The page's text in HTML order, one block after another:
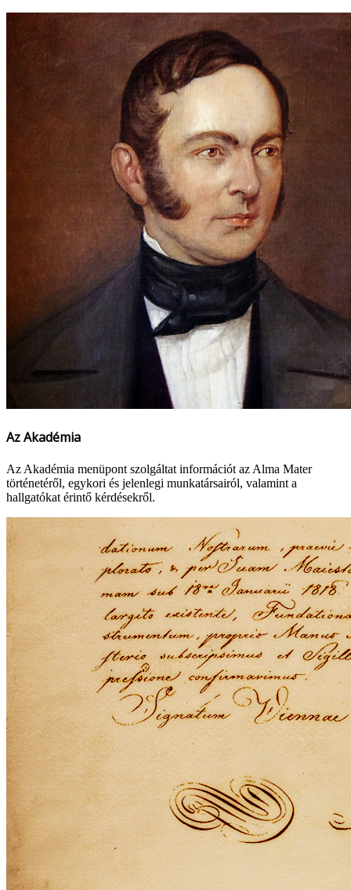
Az Akadémia
Az Akadémia menüpont szolgáltat információt az Alma Mater
történetéről, egykori és jelenlegi munkatársairól, valamint a
hallgatókat érintő kérdésekről.